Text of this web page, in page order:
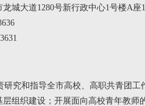
城大道1280号新行政中心1号楼A座
研究和指导全市高校、高职共青团
层组织建设；开展面向高校青年教